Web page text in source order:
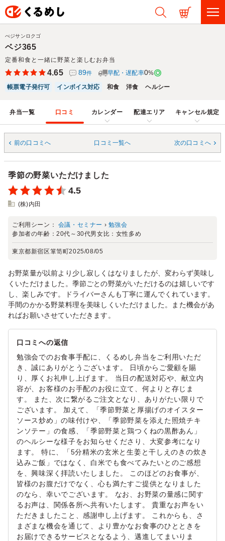
ベジ365
定番和食と一緒に野菜と楽しむお弁当
べジサンロクゴ
4.65 89件 早配・遅配率0%
帳票電子発行可
インボイス対応 和食 洋食 ヘルシー
弁当一覧 口コミ カレンダー 配達エリア キャンセル規定
前の口コミへ 口コミ一覧へ 次の口コミへ
季節の野菜いただけました
4.5
(株)内田
ご利用シーン： 会議・セミナー › 勉強会
参加者の年齢：20代～30代男女比： 女性多め
東京都新宿区箪笥町2025/08/05
お野菜量が以前より少し寂しくはなりましたが、変わらず美味し
くいただけました。季節ごとの野菜がいただけるのは嬉しいです
し、楽しみです。ドライバーさんも丁寧に運んでくれています。
手間のかかる野菜料理を美味しくいただけました。また機会があ
ればお願いさせていただきます。
口コミへの返信
勉強会でのお食事手配に、くるめし弁当をご利用いただ
き、誠にありがとうございます。 日頃からご愛顧を賜
り、厚くお礼申し上げます。 当日の配送対応や、献立内
容が、お客様のお手配のお役に立て、何よりと存じま
す。 また、次に繋がるご注文となり、ありがたい限りで
ございます。 加えて、「季節野菜と厚揚げのオイスター
ソース炒め」の味付けや、「季節野菜を添えた照焼チキ
ンソテー」の食感、「季節野菜と鶏つくねの黒酢あん」
のヘルシーな様子をお知らせくださり、大変参考になり
ます。 特に、「5分精米の玄米と生姜と干しえのきの炊き
込みご飯」ではなく、白米でも食べてみたいとのご感想
を、興味深く拝読いたしました。 このほどのお食事が、
皆様のお腹だけでなく、心も満たすご提供となりました
のなら、幸いでございます。 なお、お野菜の量感に関す
るお声は、関係各所へ共有いたします。 貴重なお声をい
ただきましたこと、感謝申し上げます。 これからも、さ
まざまな機会を通じて、より豊かなお食事のひとときを
お届けできるサービスとなるよう、邁進してまいりま